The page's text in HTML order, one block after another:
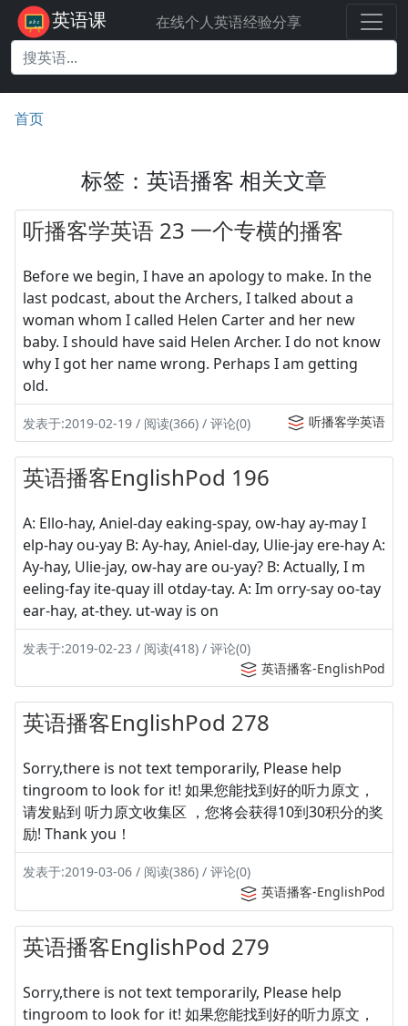
英语课 在线个人英语经验分享
首页
标签：英语播客 相关文章
听播客学英语 23 一个专横的播客
Before we begin, I have an apology to make. In the
last podcast, about the Archers, I talked about a
woman whom I called Helen Carter and her new
baby. I should have said Helen Archer. I do not know
why I got her name wrong. Perhaps I am getting
old.
发表于:2019-02-19 / 阅读(366) / 评论(0) 听播客学英语
英语播客EnglishPod 196
A: Ello-hay, Aniel-day eaking-spay, ow-hay ay-may I
elp-hay ou-yay B: Ay-hay, Aniel-day, Ulie-jay ere-hay A:
Ay-hay, Ulie-jay, ow-hay are ou-yay? B: Actually, I m
eeling-fay ite-quay ill otday-tay. A: Im orry-say oo-tay
ear-hay, at-they. ut-way is on
发表于:2019-02-23 / 阅读(418) / 评论(0)
英语播客-EnglishPod
英语播客EnglishPod 278
Sorry,there is not text temporarily, Please help
tingroom to look for it! 如果您能找到好的听力原文，
请发贴到 听力原文收集区 ，您将会获得10到30积分的奖
励! Thank you！
发表于:2019-03-06 / 阅读(386) / 评论(0)
英语播客-EnglishPod
英语播客EnglishPod 279
Sorry,there is not text temporarily, Please help
tingroom to look for it! 如果您能找到好的听力原文，